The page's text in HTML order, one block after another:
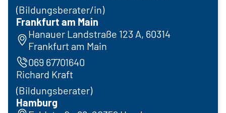
(Bildungsberater/in)
Frankfurt am Main
Hanauer Landstraße 123 A, 60314
Frankfurt am Main
069 67701640
Richard Kraft
(Bildungsberater)
Hamburg